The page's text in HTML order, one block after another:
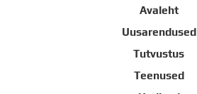
Avaleht
Uusarendused
Tutvustus
Teenused